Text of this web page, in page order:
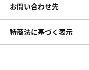
お問い合わせ先
特商法に基づく表示